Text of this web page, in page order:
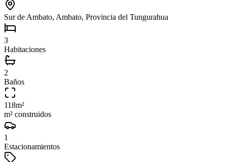
Sur de Ambato, Ambato, Provincia del Tungurahua
3
Habitaciones
2
Baños
118m²
m² construidos
1
Estacionamientos